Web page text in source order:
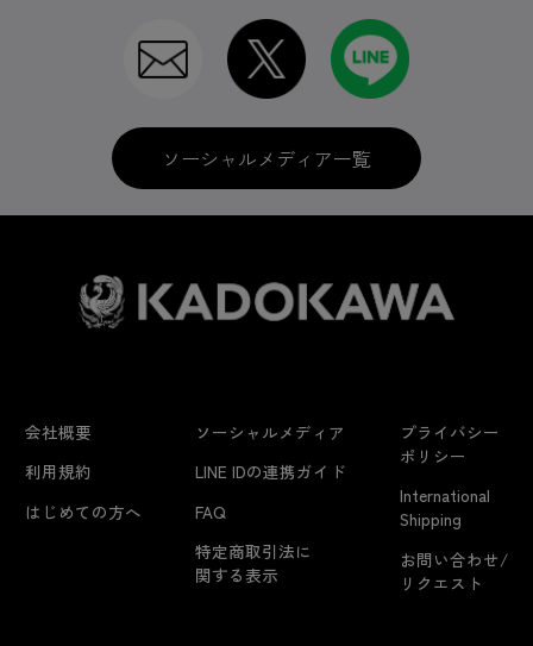
ソーシャルメディア一覧
会社概要
利用規約
はじめての方へ
ソーシャルメディア
LINE IDの連携ガイド
FAQ
特定商取引法に
関する表示
プライバシー
ポリシー
International
Shipping
お問い合わせ/
リクエスト